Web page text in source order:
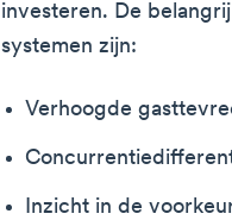
investeren. De
systemen zijn:
Verhoogde
Inzicht in de